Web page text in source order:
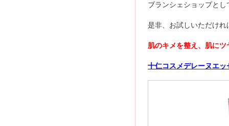
ブランシェショップと
是非、お試しいただけ
肌のキメを整え、肌に
十仁コスメデレーヌエ